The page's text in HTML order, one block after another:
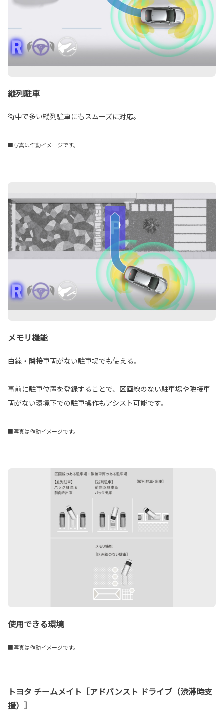
縦列駐車
街中で多い縦列駐車にもスムーズに対応。
■写真は作動イメージです。
メモリ機能
白線・隣接車両がない駐車場でも使える。
事前に駐車位置を登録することで、区画線のない駐車場や隣接車
両がない環境下での駐車操作もアシスト可能です。
■写真は作動イメージです。
使用できる環境
■写真は作動イメージです。
トヨタ チームメイト［アドバンスト ドライブ（渋滞時支
援）］